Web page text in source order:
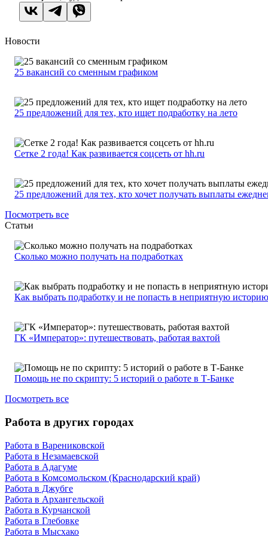
Новости
25 вакансий со сменным графиком
25 предложений для тех, кто ищет подработку на лето
Сетке 2 года! Как развивается соцсеть от hh.ru
25 предложений для тех, кто хочет получать выплаты
Посмотреть все
Статьи
Сколько можно получать на подработках
Как выбрать подработку и не попасть в неприятную историю
ГК «Император»: путешествовать, работая вахтой
Помощь не по скрипту: 5 историй о работе в Т-Банке
Посмотреть все
Работа в других городах
Работа в Варениковской
Работа в Незамаевской
Работа в Адагуме
Работа в Комсомольском (Краснодарский край)
Работа в Джубге
Работа в Архангельской
Работа в Курчанской
Работа в Глебовке
Работа в Мысхако